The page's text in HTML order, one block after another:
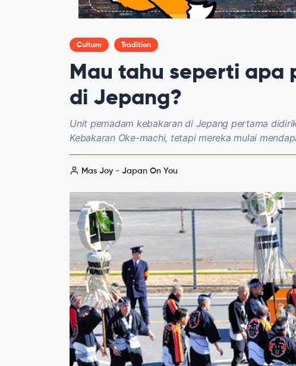
Culture Tradition
Mau tahu seperti apa
di Jepang?
Unit pemadam kebakaran di Jepang pertama
Kebakaran Oke-machi, tetapi mereka mulai
Mas Joy - Japan On You